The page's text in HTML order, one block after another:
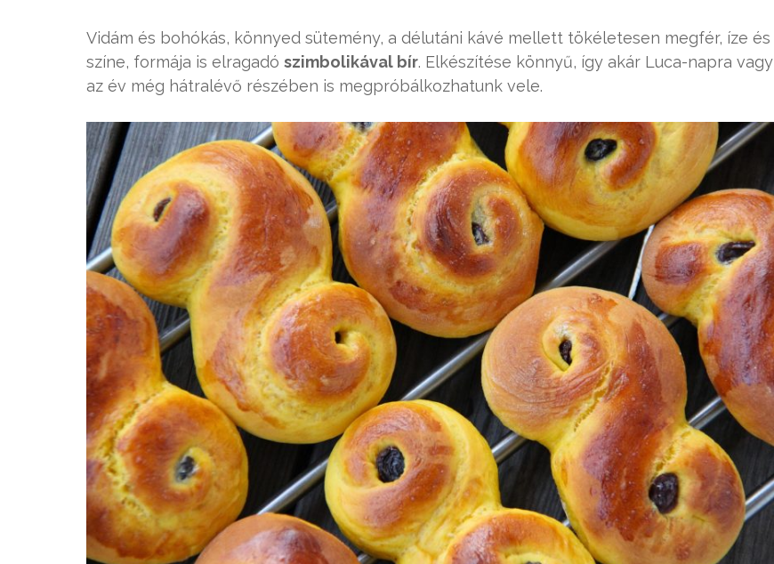
Vidám és bohókás, könnyed sütemény, a délutáni kávé mellett tökéletesen megfér, íze és
színe, formája is elragadó szimbolikával bír. Elkészítése könnyű, így akár Luca-napra vagy
az év még hátralévő részében is megpróbálkozhatunk vele.